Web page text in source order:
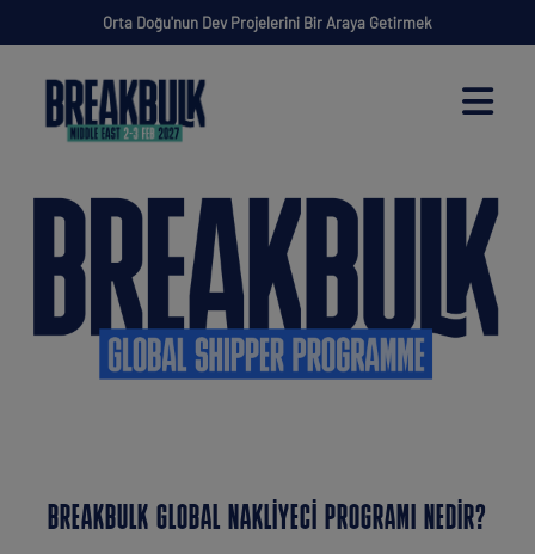
Orta Doğu'nun Dev Projelerini Bir Araya Getirmek
BREAKBULK GLOBAL NAKLIYECI PROGRAMI NEDIR?